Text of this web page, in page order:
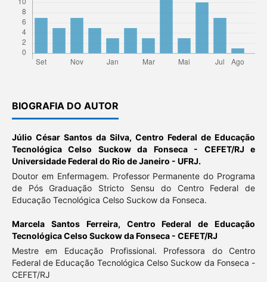
BIOGRAFIA DO AUTOR
Júlio César Santos da Silva,Centro Federal de Educação
Tecnológica Celso Suckow da Fonseca - CEFET/RJ e
Universidade Federal do Rio de Janeiro - UFRJ.
Doutor em Enfermagem. Professor Permanente do Programa
de Pós Graduação Stricto Sensu do Centro Federal de
Educação Tecnológica Celso Suckow da Fonseca.
Marcela Santos Ferreira, Centro Federal de Educação
Tecnológica Celso Suckow da Fonseca - CEFET/RJ
Mestre em Educação Profissional. Professora do Centro
Federal de Educação Tecnológica Celso Suckow da Fonseca -
CEFET/RJ